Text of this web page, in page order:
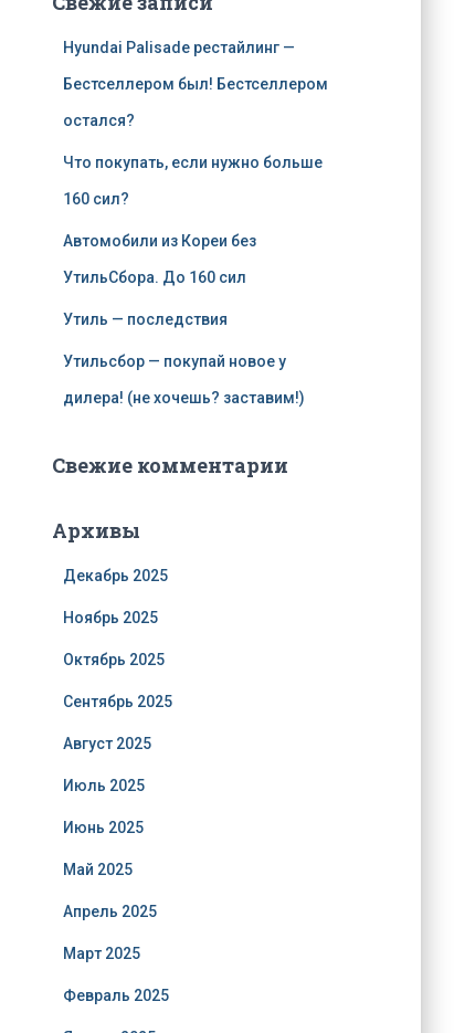
Hyundai Palisade рестайлинг —
Бестселлером был! Бестселлером
остался?
Что покупать, если нужно больше
160 сил?
Автомобили из Кореи без
УтильСбора. До 160 сил
Утиль — последствия
Утильсбор — покупай новое у
дилера! (не хочешь? заставим!)
Свежие комментарии
Архивы
Декабрь 2025
Ноябрь 2025
Октябрь 2025
Сентябрь 2025
Август 2025
Июль 2025
Июнь 2025
Май 2025
Апрель 2025
Март 2025
Февраль 2025